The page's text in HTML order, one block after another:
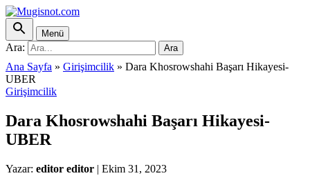
Menü
Ara: Ara
Ana Sayfa » Girişimcilik » Dara Khosrowshahi Başarı Hikayesi-
UBER
Girişimcilik
Dara Khosrowshahi Başarı Hikayesi-
UBER
Yazar: editor editor | Ekim 31, 2023